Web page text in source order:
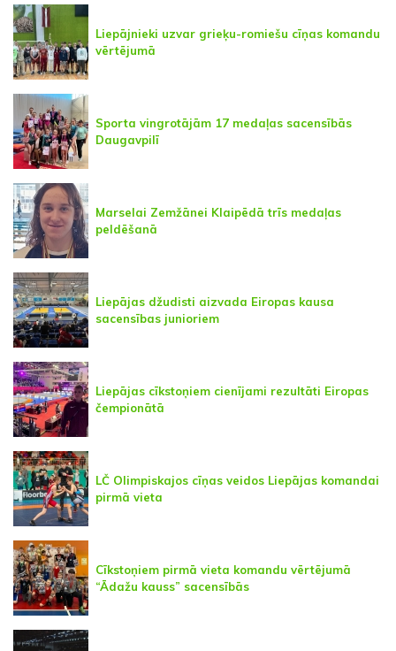
Liepājnieki uzvar grieķu-romiešu cīņas komandu
vērtējumā
Sporta vingrotājām 17 medaļas sacensībās
Daugavpilī
Marselai Zemžānei Klaipēdā trīs medaļas
peldēšanā
Liepājas džudisti aizvada Eiropas kausa
sacensības junioriem
Liepājas cīkstoņiem cienījami rezultāti Eiropas
čempionātā
LČ Olimpiskajos cīņas veidos Liepājas komandai
pirmā vieta
Cīkstoņiem pirmā vieta komandu vērtējumā
“Ādažu kauss” sacensībās